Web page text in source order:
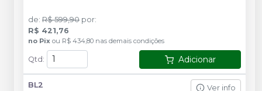
de: R$ 599,90 por:
R$ 421,76
no Pix ou R$ 434,80 nas demais condições
Qtd : Adicionar
BL2
Ver info